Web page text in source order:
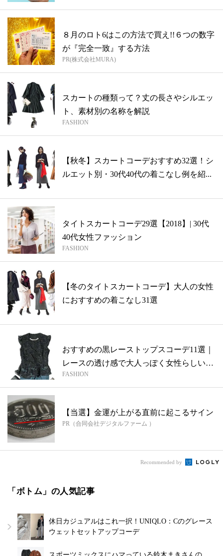
８月のロト6はこの方法で買え!!６つの数字
が『完全一致』する方法
PR(株式会社MURA)
スカートの種類って？丈の長さやシルエッ
ト、素材別の名称を解説
FASHION
【秋冬】スカートコーデおすすめ32選！シ
ルエット別・30代40代の着こなし例を紹...
タイトスカートコーデ29選【2018】| 30代
40代女性ファッション
FASHION
【冬のタイトスカートコーデ】大人の女性
におすすめの着こなし31選
おすすめの黒レーストップスコーデ11選｜
レースの透け感で大人っぽく女性らしい魅
力...
FASHION
【当選】金運が上がる直前に起こるサイン
PR（合同会社デジタルファーム ）
Recommended by
「ボトム」の人気記事
休日カジュアルはこれ一択！UNIQLO：Cのグレース
ウェットセットアップコーデ